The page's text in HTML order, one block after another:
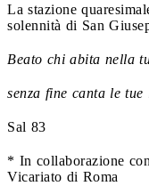
La stazione
solennità di San
Beato chi abita nella
senza fine canta le tue
Sal 83
* In collaborazione
Vicariato di Roma